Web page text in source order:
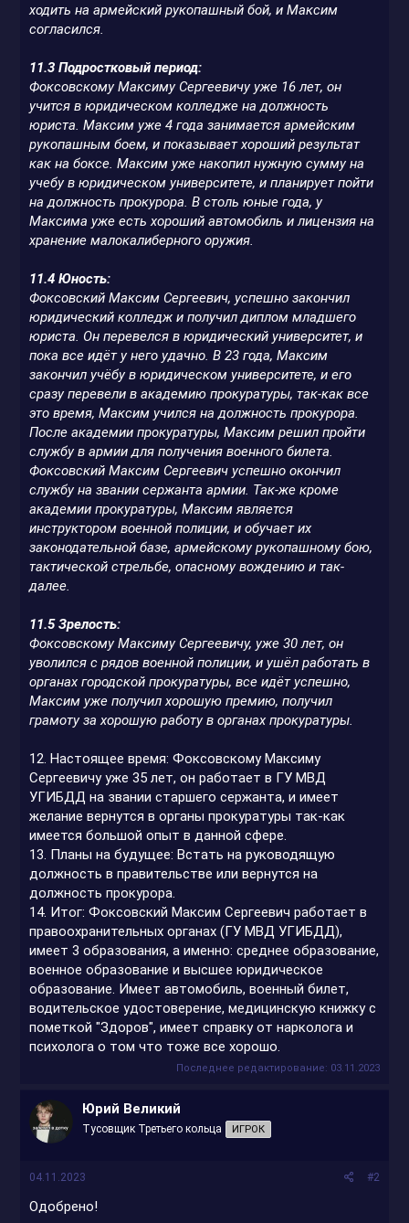
ходить на армейский рукопашный бой, и Максим
согласился.
11.3 Подростковый период:
Фоксовскому Максиму Сергеевичу уже 16 лет, он
учится в юридическом колледже на должность
юриста. Максим уже 4 года занимается армейским
рукопашным боем, и показывает хороший результат
как на боксе. Максим уже накопил нужную сумму на
учебу в юридическом университете, и планирует пойти
на должность прокурора. В столь юные года, у
Максима уже есть хороший автомобиль и лицензия на
хранение малокалиберного оружия.
11.4 Юность:
Фоксовский Максим Сергеевич, успешно закончил
юридический колледж и получил диплом младшего
юриста. Он перевелся в юридический университет, и
пока все идёт у него удачно. В 23 года, Максим
закончил учёбу в юридическом университете, и его
сразу перевели в академию прокуратуры, так-как все
это время, Максим учился на должность прокурора.
После академии прокуратуры, Максим решил пройти
службу в армии для получения военного билета.
Фоксовский Максим Сергеевич успешно окончил
службу на звании сержанта армии. Так-же кроме
академии прокуратуры, Максим является
инструктором военной полиции, и обучает их
законодательной базе, армейскому рукопашному бою,
тактической стрельбе, опасному вождению и так-
далее.
11.5 Зрелость:
Фоксовскому Максиму Сергеевичу, уже 30 лет, он
уволился с рядов военной полиции, и ушёл работать в
органах городской прокуратуры, все идёт успешно,
Максим уже получил хорошую премию, получил
грамоту за хорошую работу в органах прокуратуры.
12. Настоящее время: Фоксовскому Максиму
Сергеевичу уже 35 лет, он работает в ГУ МВД
УГИБДД на звании старшего сержанта, и имеет
желание вернутся в органы прокуратуры так-как
имеется большой опыт в данной сфере.
13. Планы на будущее: Встать на руководящую
должность в правительстве или вернутся на
должность прокурора.
14. Итог: Фоксовский Максим Сергеевич работает в
правоохранительных органах (ГУ МВД УГИБДД),
имеет 3 образования, а именно: среднее образование,
военное образование и высшее юридическое
образование. Имеет автомобиль, военный билет,
водительское удостоверение, медицинскую книжку с
пометкой "Здоров", имеет справку от нарколога и
психолога о том что тоже все хорошо.
Последнее редактирование: 03.11.2023
Юрий Великий
Тусовщик Третьего кольца ИГРОК
04.11.2023 #2
Одобрено!